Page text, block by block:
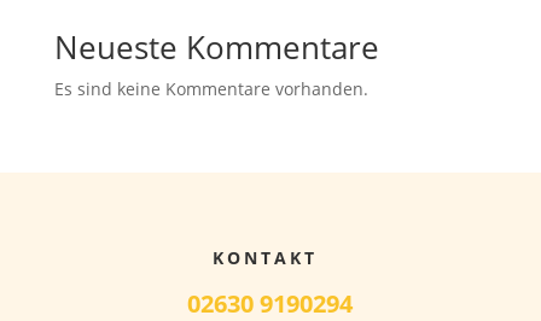
Neueste Kommentare
Es sind keine Kommentare vorhanden.
KONTAKT
02630 9190294